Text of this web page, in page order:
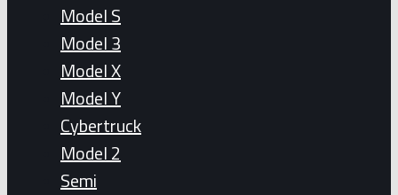
Model S
Model 3
Model X
Model Y
Cybertruck
Model 2
Semi